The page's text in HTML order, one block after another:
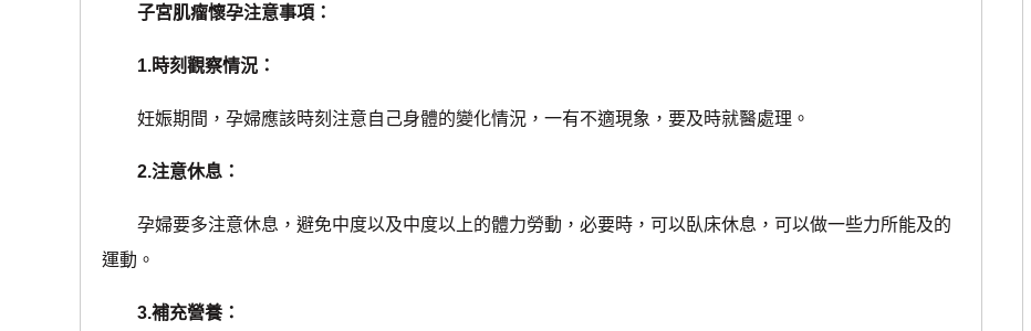
子宮肌瘤懷孕注意事項：
1.時刻觀察情況：
妊娠期間，孕婦應該時刻注意自己身體的變化情況，一有不適現象，要及時就醫處理。
2.注意休息：
孕婦要多注意休息，避免中度以及中度以上的體力勞動，必要時，可以臥床休息，可以做一些力所能及的
運動。
3.補充營養：